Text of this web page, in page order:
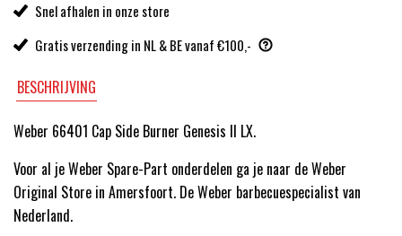
Snel afhalen in onze store
Gratis verzending in NL & BE vanaf €100,-
BESCHRIJVING
Weber 66401 Cap Side Burner Genesis II LX.
Voor al je Weber Spare-Part onderdelen ga je naar de Weber
Original Store in Amersfoort. De Weber barbecuespecialist van
Nederland.